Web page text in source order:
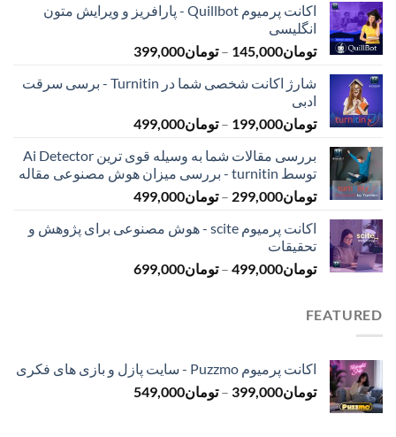
اکانت پرمیوم Quillbot - پارافریز و ویرایش متون
انگلیسی
تومان145,000
– تومان399,000
تومان145,000
تومان399,000
شارژ اکانت شخصی شما در Turnitin - برسی سرقت
ادبی
تومان199,000
– تومان499,000محدوده
تومان199,000
تا
تومان499,000
بررسی مقالات شما به وسیله قوی ترین Ai Detector
توسط turnitin - بررسی میزان هوش مصنوعی مقاله
تومان299,000
– تومان499,000محدوده
تومان299,000
تومان499,000
اکانت پرمیوم scite - هوش مصنوعی برای پژوهش و
تحقیقات
تومان499,000
– تومان699,000محدوده
FEATURED
اکانت پرمیوم Puzzmo - سایت پازل و بازی های فکری
تومان399,000
– تومان549,000